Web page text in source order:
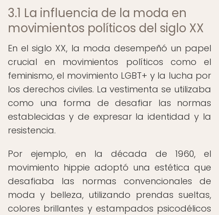
3.1 La influencia de la moda en
movimientos políticos del siglo XX
En el siglo XX, la moda desempeñó un papel
crucial en movimientos políticos como el
feminismo, el movimiento LGBT+ y la lucha por
los derechos civiles. La vestimenta se utilizaba
como una forma de desafiar las normas
establecidas y de expresar la identidad y la
resistencia.
Por ejemplo, en la década de 1960, el
movimiento hippie adoptó una estética que
desafiaba las normas convencionales de
moda y belleza, utilizando prendas sueltas,
colores brillantes y estampados psicodélicos